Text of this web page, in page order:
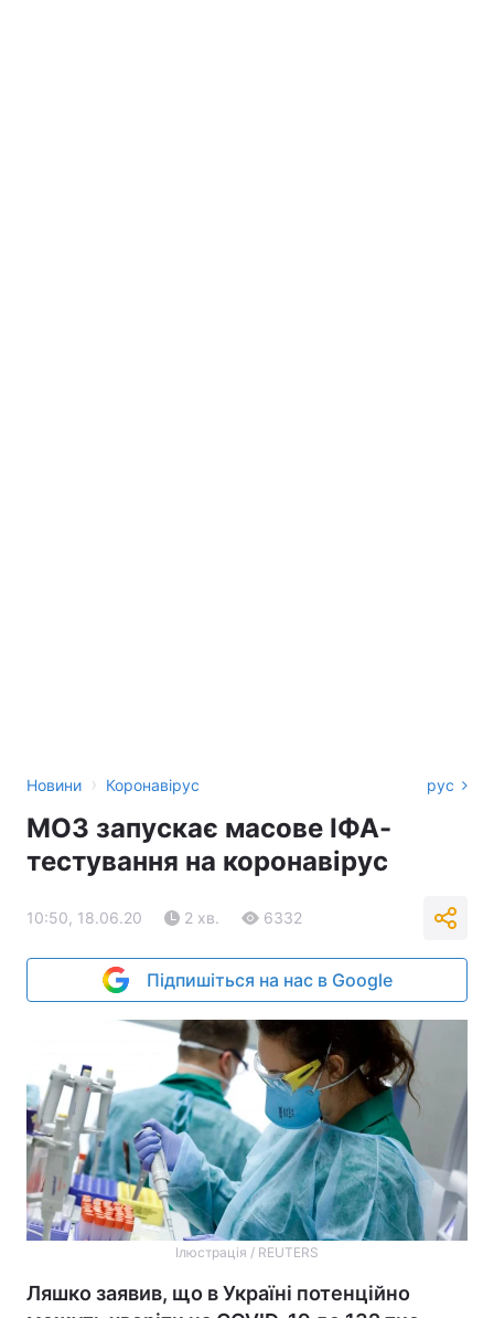
Новини › Коронавірус рус
МОЗ запускає масове ІФА-
тестування на коронавірус
10:50, 18.06.20 2 хв. 6332
Підпишіться на нас в Google
Ілюстрація / REUTERS
Ляшко заявив, що в Україні потенційно